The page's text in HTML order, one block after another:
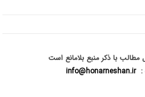
مطالب با ذکر منبع بلامانع است
:
info@honarneshan.ir